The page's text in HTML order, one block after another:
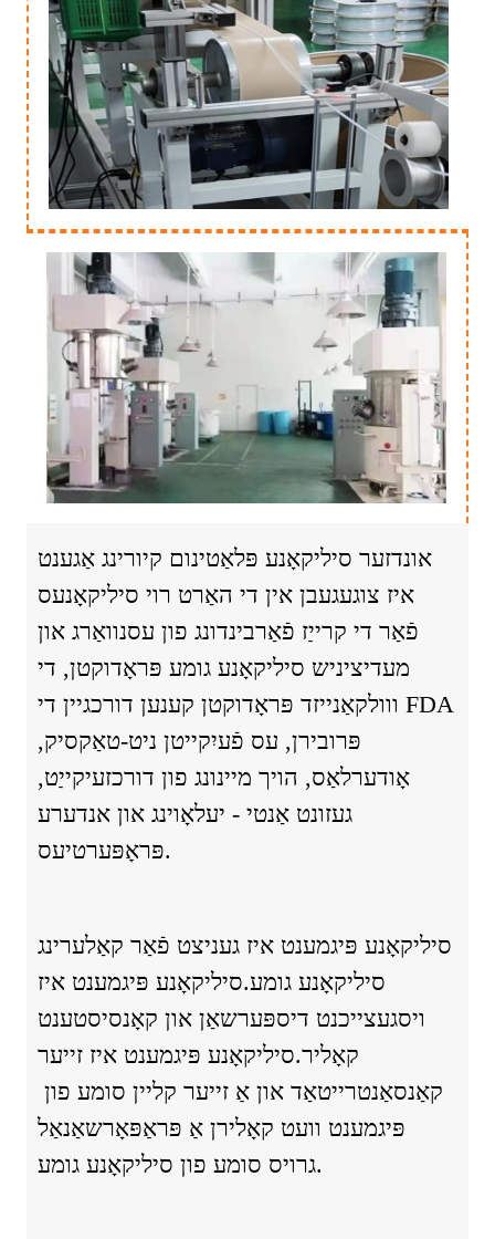
אונדזער סיליקאָנע פּלאַטינום קיורינג אַגענט
איז צוגעגעבן אין די האַרט רוי סיליקאָנעס
פֿאַר די קרייַז פֿאַרבינדונג פון עסנוואַרג און
מעדיציניש סיליקאָנע גומע פּראָדוקטן, די
ווולקאַנייזד פּראָדוקטן קענען דורכגיין די FDA
פּרובירן, עס פֿעיִקייטן ניט-טאַקסיק,
אָודערלאַס, הויך מיינונג פון דורכזעיקייַט,
געזונט אַנטי - יעלאָוינג און אנדערע
פּראָפּערטיעס.
סיליקאָנע פּיגמענט איז געניצט פֿאַר קאַלערינג
סיליקאָנע גומע.סיליקאָנע פּיגמענט איז
ויסגעצייכנט דיספּערשאַן און קאָנסיסטענט
קאָליר.סיליקאָנע פּיגמענט איז זייער
קאַנסאַנטרייטאַד און אַ זייער קליין סומע פון ​​
פּיגמענט וועט קאָלירן אַ פּראַפּאָרשאַנאַל
גרויס סומע פון ​​סיליקאָנע גומע.